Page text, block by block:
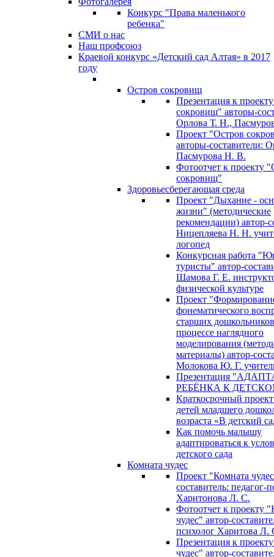
Конкурс "Права маленького
ребенка"
СМИ о нас
Наш профсоюз
Краевой конкурс «Детский сад Алтая» в 2017
году
Остров сокровищ
Презентация к
сокровищ" авторы-
Орлова Т. Н.,
Проект "Остров
авторы-составители:
Пасмурова Н. В.
Фотоотчет к проекту
сокровищ"
Здоровьесберегающая среда
Проект "Дыхание -
жизни" (методические
рекомендации) автор-
Ницепляева Н. Н.
логопед
Конкурсная работа
туристы" автор-
Шамова Г. Е.
физической культуре
Проект
фонематического
старших
процессе наглядного
моделирования
материалы) автор-
Молокова Ю. Г.
Презентация
РЕБЁНКА К
Краткосрочный
детей младшего
возраста «В детский
Как помочь малышу
адаптироваться к
детского сада
Комната чудес
Проект "Комната
составитель: педагог-
Харитонова Л. С.
Фотоотчет к проекту
чудес" автор-
психолог Харитова Л.
Презентация к
чудес" автор-